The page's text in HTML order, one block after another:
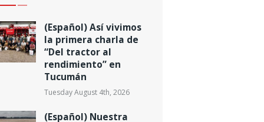
(Español) Así vivimos
la primera charla de
“Del tractor al
rendimiento” en
Tucumán
Tuesday August 4th, 2026
(Español) Nuestra